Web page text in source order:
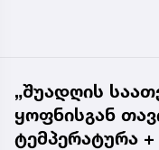
„შუადღის
ყოფნისგან
ტემპერატურა